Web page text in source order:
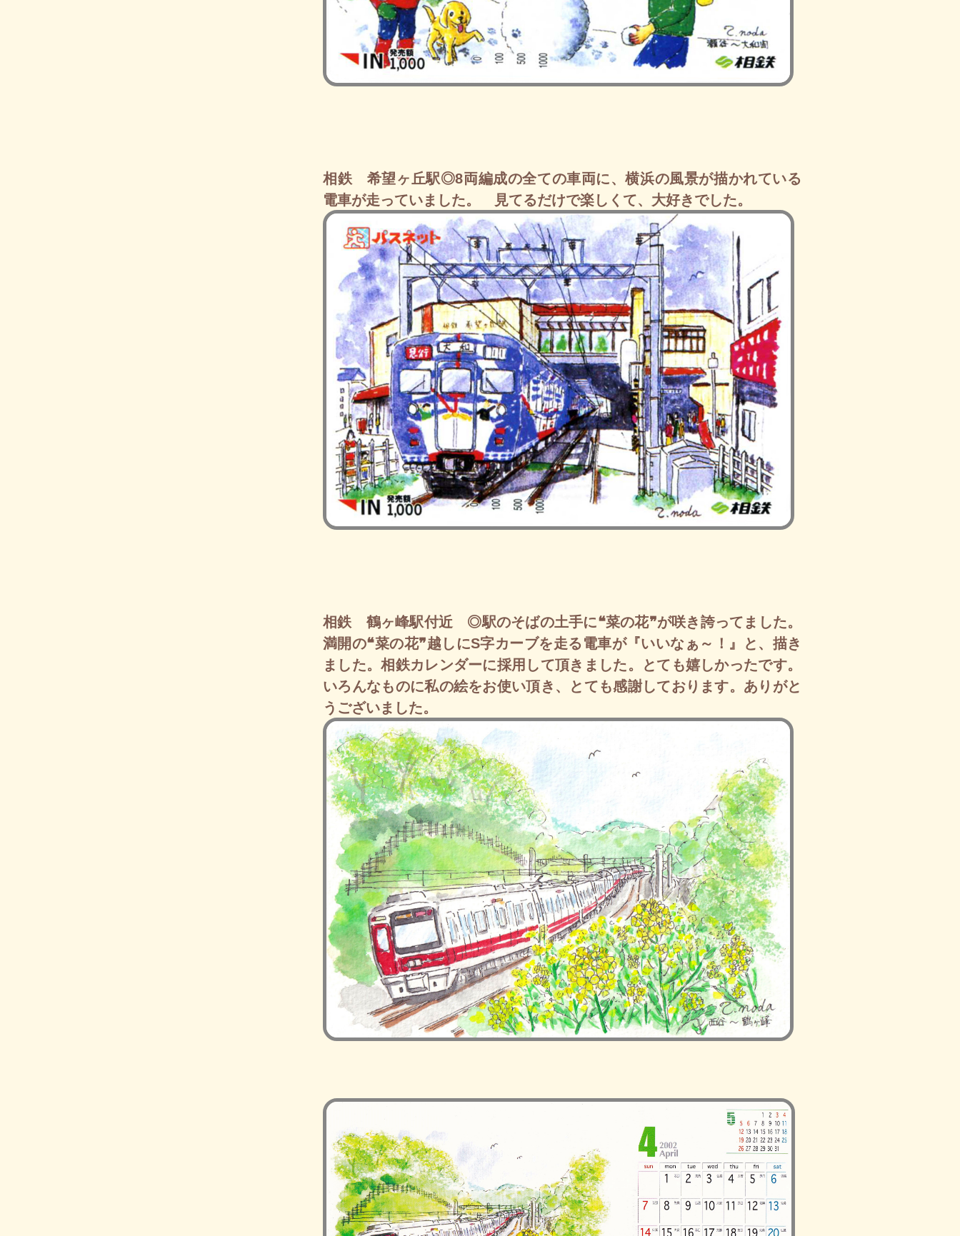
相鉄 希望ヶ丘駅◎8両編成の全ての車両に、横浜の風景が描かれている
電車が走っていました。 見てるだけで楽しくて、大好きでした。
相鉄 鶴ヶ峰駅付近 ◎駅のそばの土手に❝菜の花❞が咲き誇ってました。
満開の❝菜の花❞越しにS字カーブを走る電車が『いいなぁ～！』と、描き
ました。相鉄カレンダーに採用して頂きました。とても嬉しかったです。
いろんなものに私の絵をお使い頂き、とても感謝しております。ありがと
うございました。